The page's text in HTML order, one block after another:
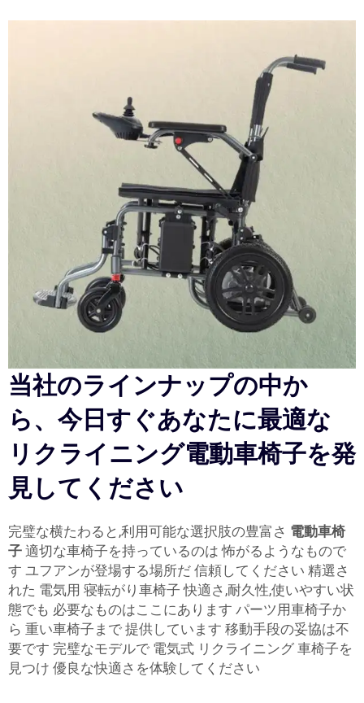
当社のラインナップの中か
ら、今日すぐあなたに最適な
リクライニング電動車椅子を発
見してください
完璧な横たわると,利用可能な選択肢の豊富さ 電動車椅
子 適切な車椅子を持っているのは 怖がるようなもので
す ユフアンが登場する場所だ 信頼してください 精選さ
れた 電気用 寝転がり車椅子 快適さ,耐久性,使いやすい状
態でも 必要なものはここにあります パーツ用車椅子か
ら 重い車椅子まで 提供しています 移動手段の妥協は不
要です 完璧なモデルで 電気式 リクライニング 車椅子を
見つけ 優良な快適さを体験してください